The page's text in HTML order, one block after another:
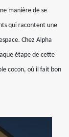
manière de se
qui racontent une
Chez Alpha
étape de cette
cocon, où il fait bon